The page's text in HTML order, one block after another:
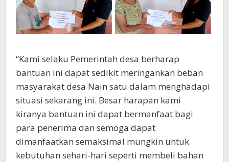
“Kami selaku Pemerintah desa berharap
bantuan ini dapat sedikit meringankan beban
masyarakat desa Nain satu dalam menghadapi
situasi sekarang ini. Besar harapan kami
kiranya bantuan ini dapat bermanfaat bagi
para penerima dan semoga dapat
dimanfaatkan semaksimal mungkin untuk
kebutuhan sehari-hari seperti membeli bahan